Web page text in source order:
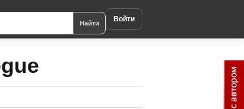
Найти Войти